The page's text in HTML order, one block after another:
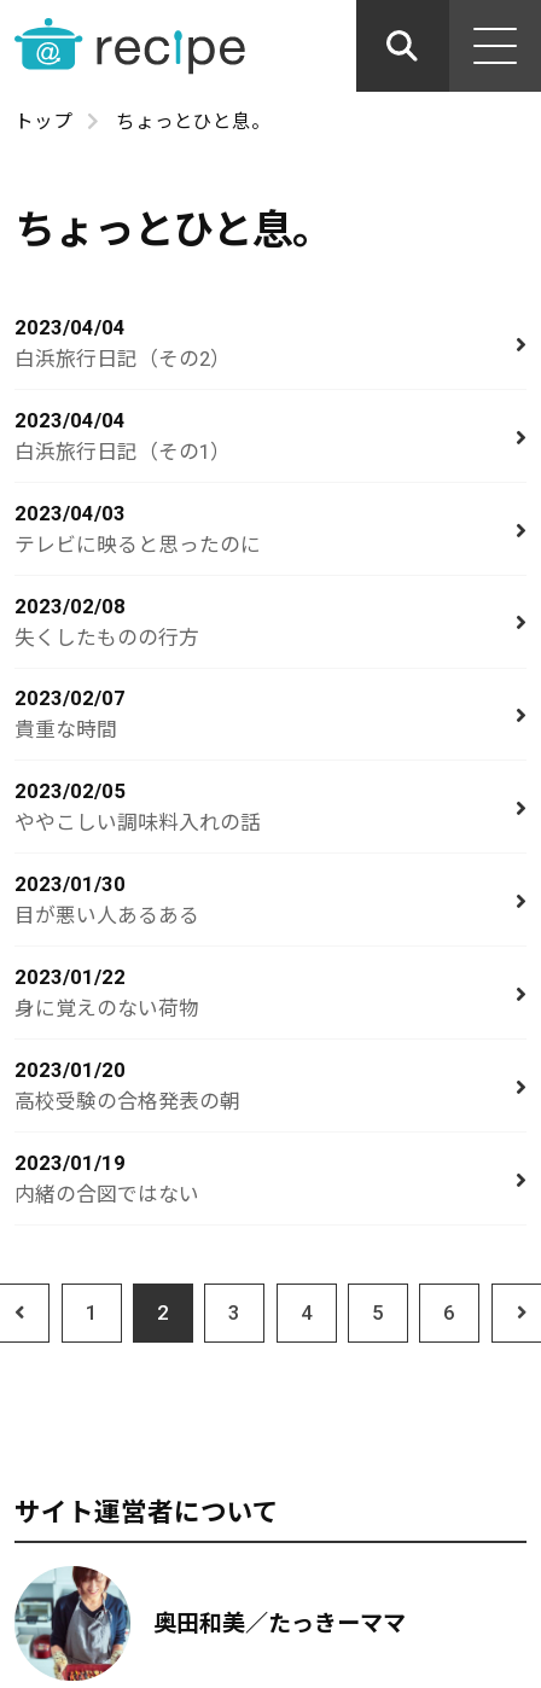
トップ ちょっとひと息。
ちょっとひと息。
2023/04/04
白浜旅行日記（その2）
2023/04/04
白浜旅行日記（その1）
2023/04/03
テレビに映ると思ったのに
2023/02/08
失くしたものの行方
2023/02/07
貴重な時間
2023/02/05
ややこしい調味料入れの話
2023/01/30
目が悪い人あるある
2023/01/22
身に覚えのない荷物
2023/01/20
高校受験の合格発表の朝
2023/01/19
内緒の合図ではない
1 2 3 4 5 6
サイト運営者について
奥田和美／たっきーママ